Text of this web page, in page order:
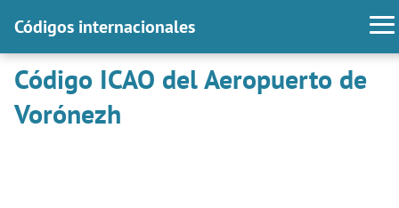
Códigos internacionales
Código ICAO del Aeropuerto de
Vorónezh